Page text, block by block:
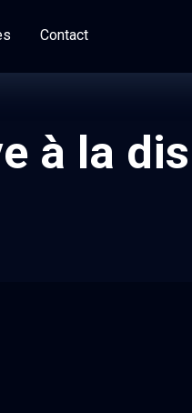
Contact
à la